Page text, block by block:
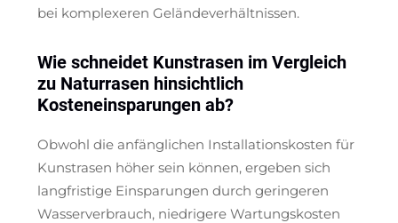
bei komplexeren Geländeverhältnissen.
Wie schneidet Kunstrasen im Vergleich
zu Naturrasen hinsichtlich
Kosteneinsparungen ab?
Obwohl die anfänglichen Installationskosten für
Kunstrasen höher sein können, ergeben sich
langfristige Einsparungen durch geringeren
Wasserverbrauch, niedrigere Wartungskosten